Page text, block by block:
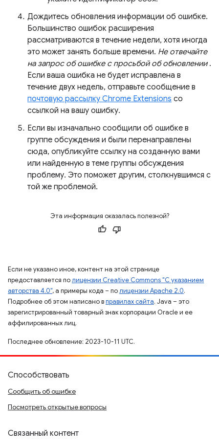
Дождитесь обновления информации об ошибке.
Большинство ошибок расширения
рассматриваются в течение недели, хотя иногда
это может занять больше времени. Не отвечайте
на запрос об ошибке с просьбой об обновлении.
Если ваша ошибка не будет исправлена ​​в
течение двух недель, отправьте сообщение в
почтовую рассылку Chrome Extensions со
ссылкой на вашу ошибку.
Если вы изначально сообщили об ошибке в
группе обсуждения и были перенаправлены
сюда, опубликуйте ссылку на созданную вами
или найденную в теме группы обсуждения
проблему. Это поможет другим, столкнувшимся с
той же проблемой.
Эта информация оказалась полезной?
Если не указано иное, контент на этой странице
предоставляется полицензии Creative Commons "С указанием
авторства 4.0", а примеры кода – полицензии Apache 2.0.
Подробнее об этом написано вправилах сайта. Java – это
зарегистрированный товарный знак корпорации Oracle и ее
аффилированных лиц.
Последнее обновление: 2023-10-11 UTC.
Способствовать
Сообщить об ошибке
Посмотреть открытые вопросы
Связанный контент